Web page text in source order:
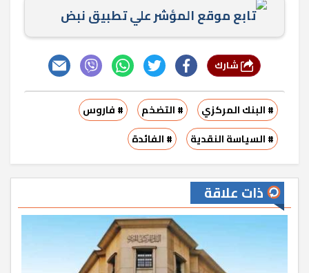
تابع موقع المؤشر علي تطبيق نبض
# البنك المركزي # التضخم
# فاروس
# السياسة النقدية
# الفائدة
ذات علاقة